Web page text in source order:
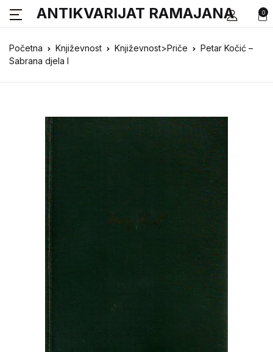
0
ANTIKVARIJAT RAMAJANA
Početna Književnost Književnost>Priče
Petar Kočić –
Sabrana djela I